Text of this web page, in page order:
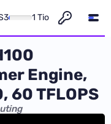
1 Tio
Engine,
60 TFLOPS